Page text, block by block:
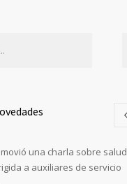
una charla sobre salud
a auxiliares de servicio